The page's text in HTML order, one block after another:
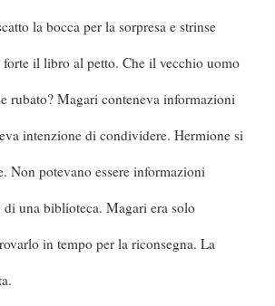
la bocca per la sorpresa e strinse
forte il libro al petto. Che il vecchio uomo
rubato? Magari conteneva informazioni
intenzione di condividere. Hermione si
Non potevano essere informazioni
una biblioteca. Magari era solo
in tempo per la riconsegna. La